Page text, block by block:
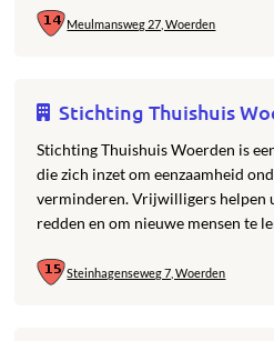
Meulmansweg 27, Woerden
Stichting Thuishuis
Stichting Thuishuis Woerden is
die zich inzet om eenzaamheid
verminderen. Vrijwilligers helpen
redden en om nieuwe mensen te
Steinhagenseweg 7, Woerden